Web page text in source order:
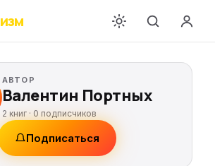
изм
АВТОР
Валентин Портных
2 книг · 0 подписчиков
Подписаться